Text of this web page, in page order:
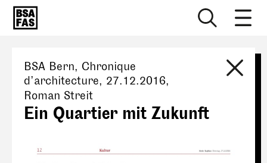
BSA Bern, Chronique
d’architecture, 27.12.2016,
Roman Streit
Ein Quartier mit Zukunft